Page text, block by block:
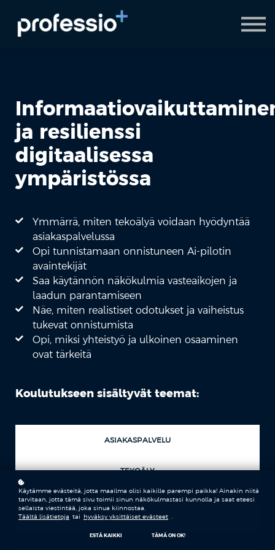
AI Coach
Pyydä demo
ja resilienssi
digitaalisessa
ympäristössa
Ymmärrä, miten tekoälyä voidaan hyödyntää
asiakaspalvelussa
Opi tunnistamaan onnistuneen Ai-pilotin
avaintekijät
Saa käytännön näkökulmia vasteaikojen ja
laadun parantamiseen
Näe, miten realistiset odotukset ja vaiheistus
tukevat onnistumista
Opi, miksi yhteistyö ja ulkoinen osaaminen
ovat tärkeitä
Koulutukseen sisältyvät teemat:
ASIAKASPALVELU
TEKOÄLY
PILOTOINTI
Käytämme evästeitä, jotta maailma olisi kaikille parempi paikka! Ainakin niitä
tarvitaan, jotta tämä sivu toimii sinun näkökulmastasi kunnolla ja saat eteesi
sellaista viestintää, joka sinua kiinnostaa.
Täältä lisätietoja tai hyväksy yksittäiset evästeet
ESTÄ KAIKKI TÄMÄ ON OK!